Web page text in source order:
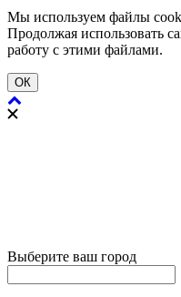
Мы используем файлы
Продолжая использовать
работу с этими файлами.
ОК
Выберите ваш город